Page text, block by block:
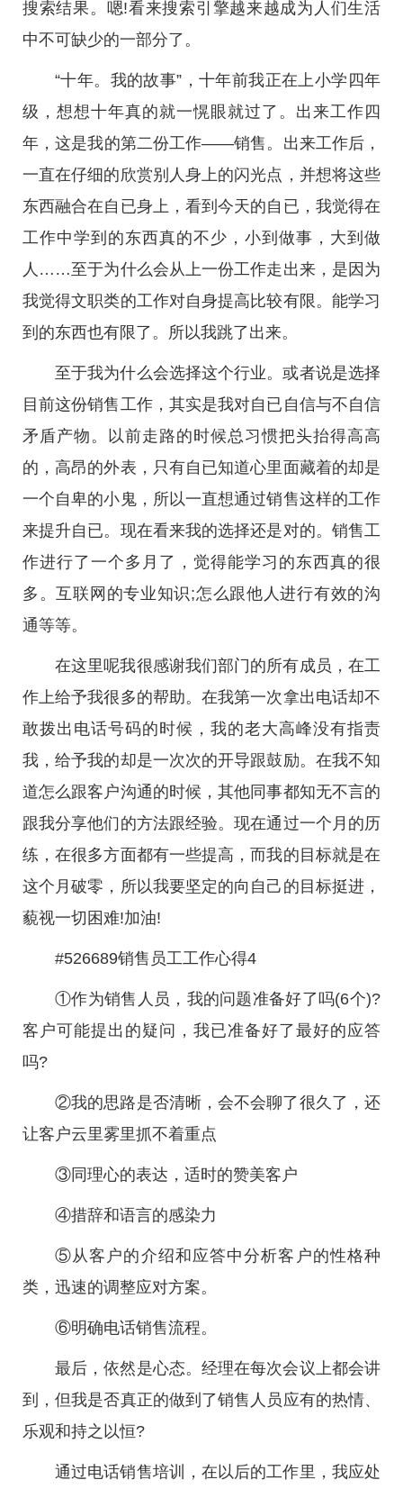
搜索结果。嗯!看来搜索引擎越来越成为人们生活
中不可缺少的一部分了。
“十年。我的故事”，十年前我正在上小学四年
级，想想十年真的就一愰眼就过了。出来工作四
年，这是我的第二份工作——销售。出来工作后，
一直在仔细的欣赏别人身上的闪光点，并想将这些
东西融合在自已身上，看到今天的自已，我觉得在
工作中学到的东西真的不少，小到做事，大到做
人……至于为什么会从上一份工作走出来，是因为
我觉得文职类的工作对自身提高比较有限。能学习
到的东西也有限了。所以我跳了出来。
至于我为什么会选择这个行业。或者说是选择
目前这份销售工作，其实是我对自已自信与不自信
矛盾产物。以前走路的时候总习惯把头抬得高高
的，高昂的外表，只有自已知道心里面藏着的却是
一个自卑的小鬼，所以一直想通过销售这样的工作
来提升自已。现在看来我的选择还是对的。销售工
作进行了一个多月了，觉得能学习的东西真的很
多。互联网的专业知识;怎么跟他人进行有效的沟
通等等。
在这里呢我很感谢我们部门的所有成员，在工
作上给予我很多的帮助。在我第一次拿出电话却不
敢拨出电话号码的时候，我的老大高峰没有指责
我，给予我的却是一次次的开导跟鼓励。在我不知
道怎么跟客户沟通的时候，其他同事都知无不言的
跟我分享他们的方法跟经验。现在通过一个月的历
练，在很多方面都有一些提高，而我的目标就是在
这个月破零，所以我要坚定的向自己的目标挺进，
藐视一切困难!加油!
#526689销售员工工作心得4
①作为销售人员，我的问题准备好了吗(6个)?
客户可能提出的疑问，我已准备好了最好的应答
吗?
②我的思路是否清晰，会不会聊了很久了，还
让客户云里雾里抓不着重点
③同理心的表达，适时的赞美客户
④措辞和语言的感染力
⑤从客户的介绍和应答中分析客户的性格种
类，迅速的调整应对方案。
⑥明确电话销售流程。
最后，依然是心态。经理在每次会议上都会讲
到，但我是否真正的做到了销售人员应有的热情、
乐观和持之以恒?
通过电话销售培训，在以后的工作里，我应处